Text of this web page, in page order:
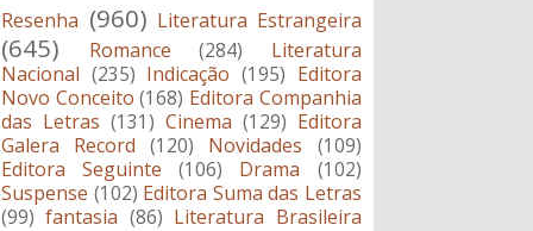
Resenha (960) Literatura Estrangeira
(645) Romance (284)
Literatura
Nacional (235) Indicação (195) Editora
Novo Conceito (168) Editora Companhia
das Letras (131) Cinema (129) Editora
Galera Record
(120) Novidades
(109)
Editora Seguinte
(106) Drama
(102)
Suspense (102) Editora Suma das Letras
(99) fantasia (86) Literatura Brasileira